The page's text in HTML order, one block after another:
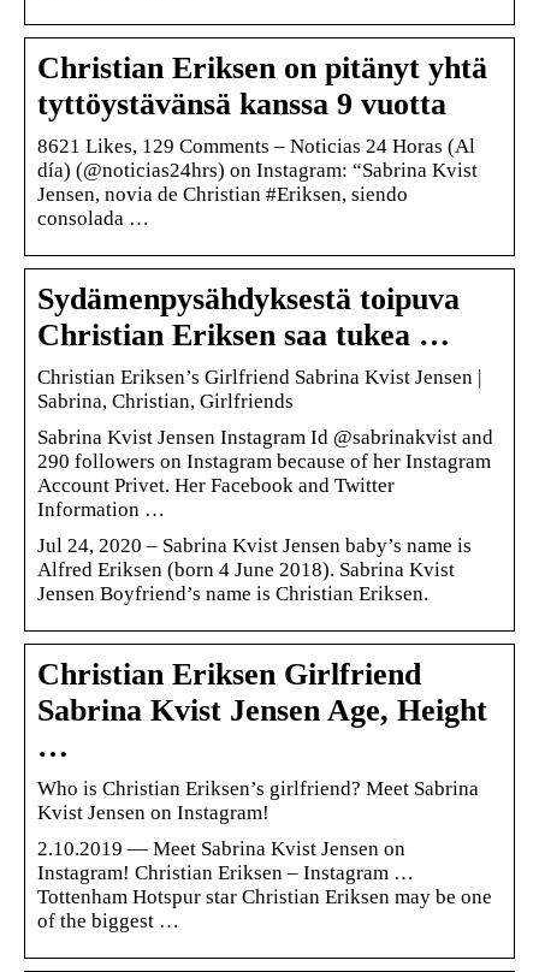
Christian Eriksen on pitänyt yhtä
tyttöystävänsä kanssa 9 vuotta
8621 Likes, 129 Comments – Noticias 24 Horas (Al
día) (@noticias24hrs) on Instagram: “Sabrina Kvist
Jensen, novia de Christian #Eriksen, siendo
consolada …
Sydämenpysähdyksestä toipuva
Christian Eriksen saa tukea …
Christian Eriksen’s Girlfriend Sabrina Kvist Jensen |
Sabrina, Christian, Girlfriends
Sabrina Kvist Jensen Instagram Id @sabrinakvist and
290 followers on Instagram because of her Instagram
Account Privet. Her Facebook and Twitter
Information …
Jul 24, 2020 – Sabrina Kvist Jensen baby’s name is
Alfred Eriksen (born 4 June 2018). Sabrina Kvist
Jensen Boyfriend’s name is Christian Eriksen.
Christian Eriksen Girlfriend
Sabrina Kvist Jensen Age, Height
…
Who is Christian Eriksen’s girlfriend? Meet Sabrina
Kvist Jensen on Instagram!
2.10.2019 — Meet Sabrina Kvist Jensen on
Instagram! Christian Eriksen – Instagram …
Tottenham Hotspur star Christian Eriksen may be one
of the biggest …